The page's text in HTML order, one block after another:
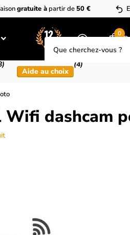
gratuite à partir de 50 €
Que cherchez-vous?
0
Aide au choix
(4)
Wifi dashcam